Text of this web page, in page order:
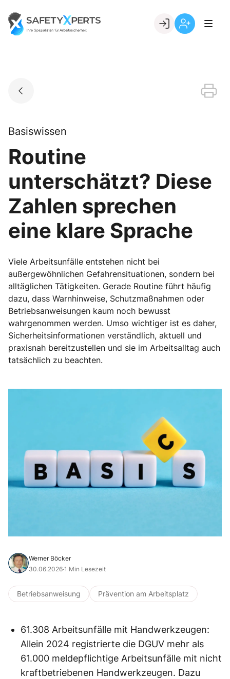
content
Go to landing page.
Basiswissen
Routine
unterschätzt? Diese
Zahlen sprechen
eine klare Sprache
Viele Arbeitsunfälle entstehen nicht bei
außergewöhnlichen Gefahrensituationen, sondern bei
alltäglichen Tätigkeiten. Gerade Routine führt häufig
dazu, dass Warnhinweise, Schutzmaßnahmen oder
Betriebsanweisungen kaum noch bewusst
wahrgenommen werden. Umso wichtiger ist es daher,
Sicherheitsinformationen verständlich, aktuell und
praxisnah bereitzustellen und sie im Arbeitsalltag auch
tatsächlich zu beachten.
Werner Böcker
30.06.2026·1 Min Lesezeit
Betriebsanweisung Prävention am Arbeitsplatz
61.308 Arbeitsunfälle mit Handwerkzeugen:
Allein 2024 registrierte die DGUV mehr als
61.000 meldepflichtige Arbeitsunfälle mit nicht
kraftbetriebenen Handwerkzeugen. Dazu